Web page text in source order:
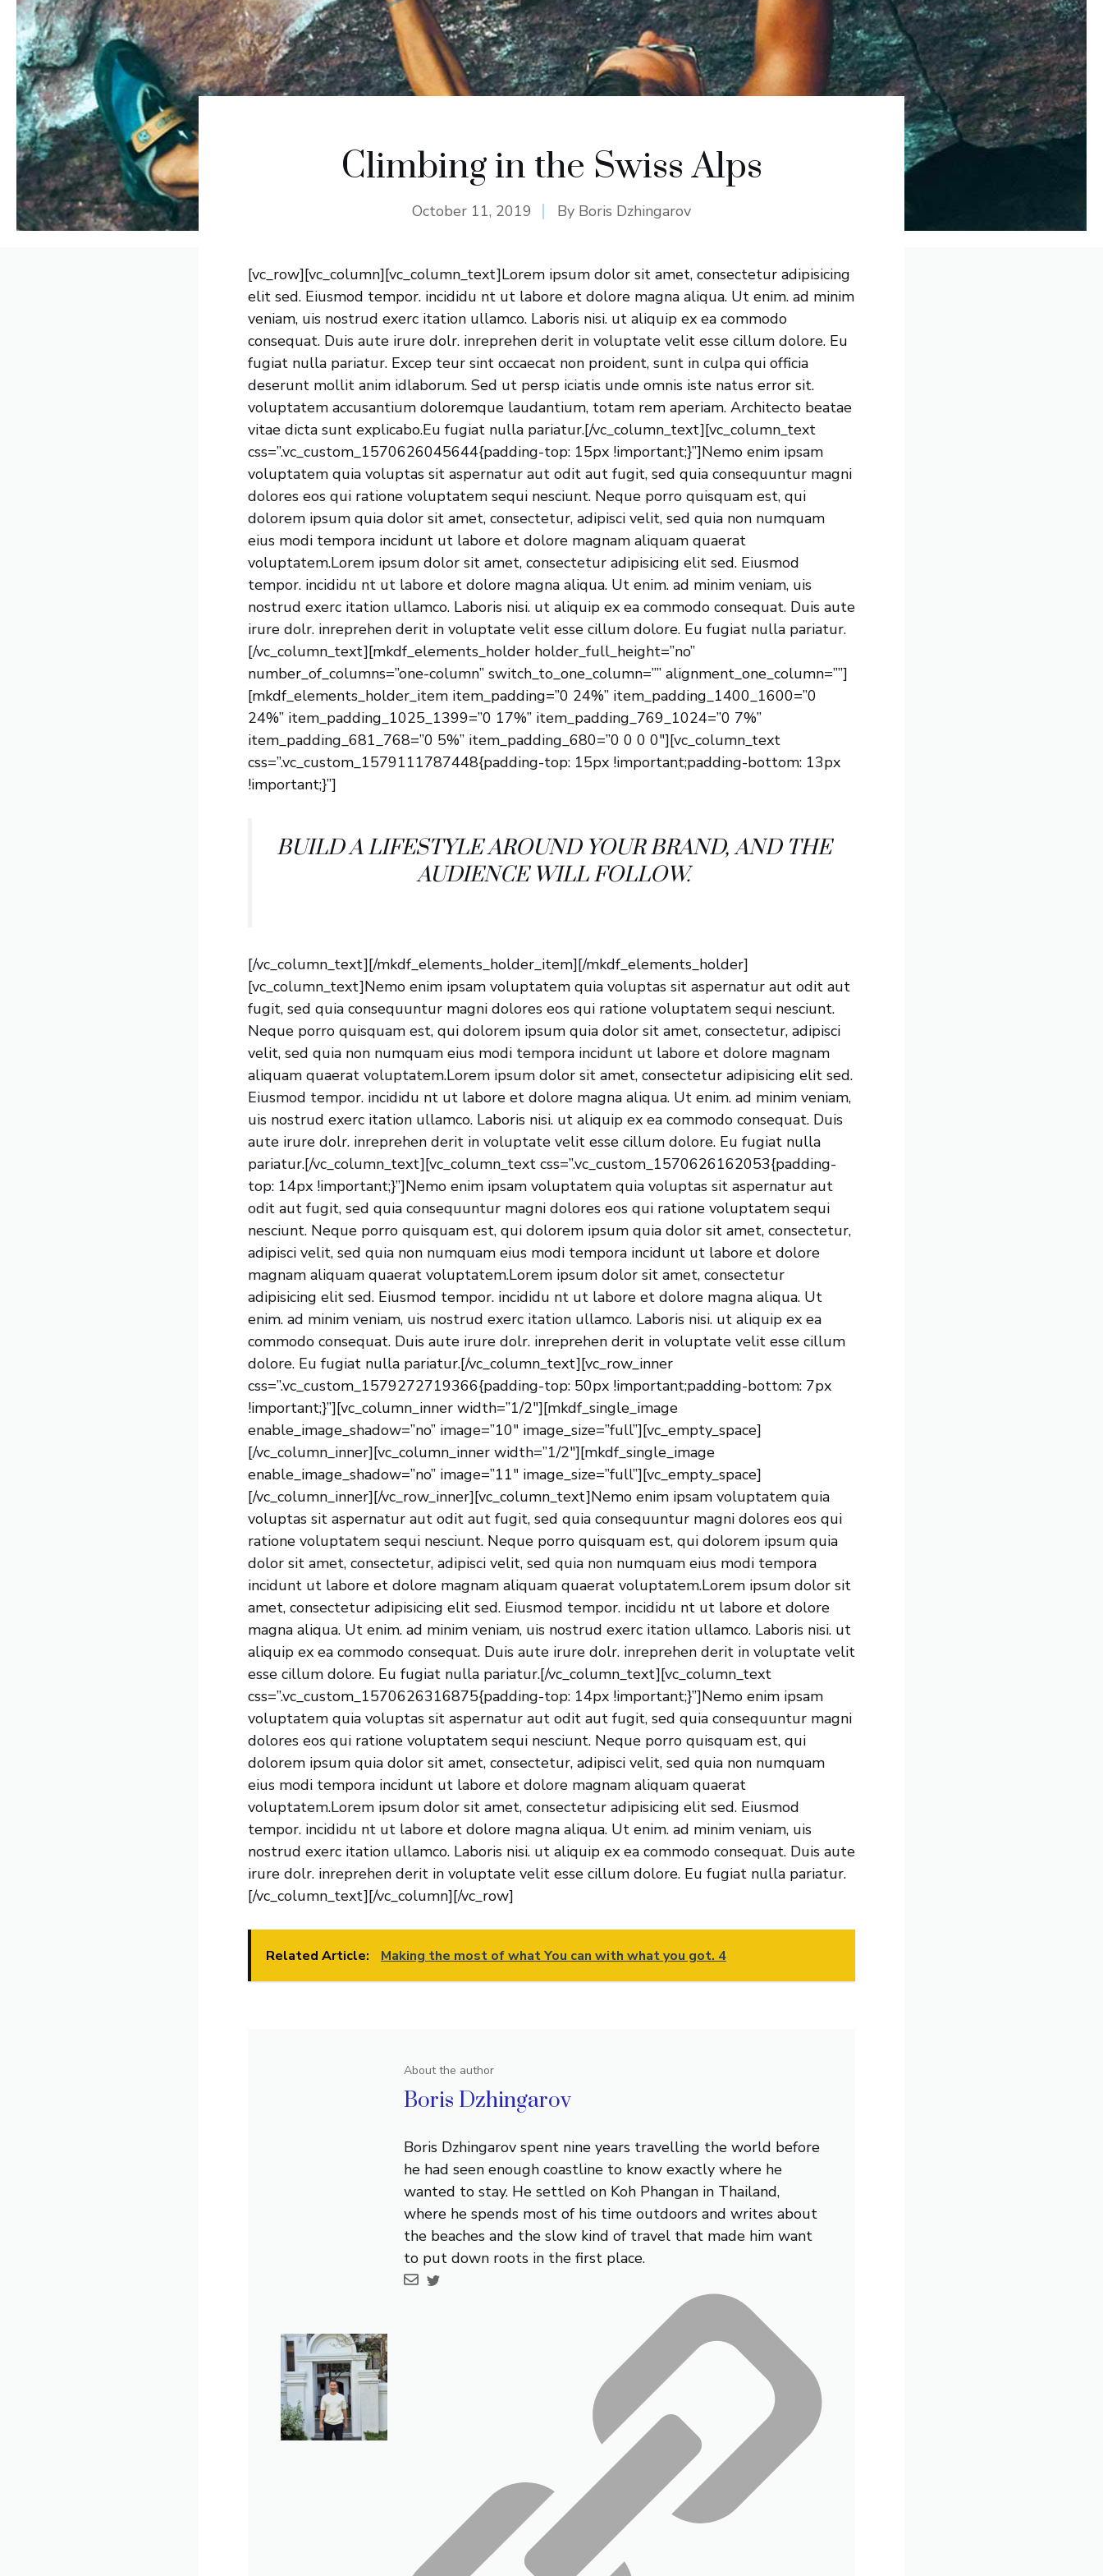
Climbing in the Swiss Alps
October 11, 2019 By Boris Dzhingarov
[vc_row][vc_column][vc_column_text]Lorem ipsum dolor sit amet, consectetur adipisicing
elit sed. Eiusmod tempor. incididu nt ut labore et dolore magna aliqua. Ut enim. ad minim
veniam, uis nostrud exerc itation ullamco. Laboris nisi. ut aliquip ex ea commodo
consequat. Duis aute irure dolr. inreprehen derit in voluptate velit esse cillum dolore. Eu
fugiat nulla pariatur. Excep teur sint occaecat non proident, sunt in culpa qui officia
deserunt mollit anim idlaborum. Sed ut persp iciatis unde omnis iste natus error sit.
voluptatem accusantium doloremque laudantium, totam rem aperiam. Architecto beatae
vitae dicta sunt explicabo.Eu fugiat nulla pariatur.[/vc_column_text][vc_column_text
css=”.vc_custom_1570626045644{padding-top: 15px !important;}”]Nemo enim ipsam
voluptatem quia voluptas sit aspernatur aut odit aut fugit, sed quia consequuntur magni
dolores eos qui ratione voluptatem sequi nesciunt. Neque porro quisquam est, qui
dolorem ipsum quia dolor sit amet, consectetur, adipisci velit, sed quia non numquam
eius modi tempora incidunt ut labore et dolore magnam aliquam quaerat
voluptatem.Lorem ipsum dolor sit amet, consectetur adipisicing elit sed. Eiusmod
tempor. incididu nt ut labore et dolore magna aliqua. Ut enim. ad minim veniam, uis
nostrud exerc itation ullamco. Laboris nisi. ut aliquip ex ea commodo consequat. Duis aute
irure dolr. inreprehen derit in voluptate velit esse cillum dolore. Eu fugiat nulla pariatur.
[/vc_column_text][mkdf_elements_holder holder_full_height=”no”
number_of_columns=”one-column” switch_to_one_column=”” alignment_one_column=””]
[mkdf_elements_holder_item item_padding=”0 24%” item_padding_1400_1600=”0
24%” item_padding_1025_1399=”0 17%” item_padding_769_1024=”0 7%”
item_padding_681_768=”0 5%” item_padding_680=”0 0 0 0″][vc_column_text
css=”.vc_custom_1579111787448{padding-top: 15px !important;padding-bottom: 13px
!important;}”]
BUILD A LIFESTYLE AROUND YOUR BRAND, AND THE
AUDIENCE WILL FOLLOW.
[/vc_column_text][/mkdf_elements_holder_item][/mkdf_elements_holder]
[vc_column_text]Nemo enim ipsam voluptatem quia voluptas sit aspernatur aut odit aut
fugit, sed quia consequuntur magni dolores eos qui ratione voluptatem sequi nesciunt.
Neque porro quisquam est, qui dolorem ipsum quia dolor sit amet, consectetur, adipisci
velit, sed quia non numquam eius modi tempora incidunt ut labore et dolore magnam
aliquam quaerat voluptatem.Lorem ipsum dolor sit amet, consectetur adipisicing elit sed.
Eiusmod tempor. incididu nt ut labore et dolore magna aliqua. Ut enim. ad minim veniam,
uis nostrud exerc itation ullamco. Laboris nisi. ut aliquip ex ea commodo consequat. Duis
aute irure dolr. inreprehen derit in voluptate velit esse cillum dolore. Eu fugiat nulla
pariatur.[/vc_column_text][vc_column_text css=”.vc_custom_1570626162053{padding-
top: 14px !important;}”]Nemo enim ipsam voluptatem quia voluptas sit aspernatur aut
odit aut fugit, sed quia consequuntur magni dolores eos qui ratione voluptatem sequi
nesciunt. Neque porro quisquam est, qui dolorem ipsum quia dolor sit amet, consectetur,
adipisci velit, sed quia non numquam eius modi tempora incidunt ut labore et dolore
magnam aliquam quaerat voluptatem.Lorem ipsum dolor sit amet, consectetur
adipisicing elit sed. Eiusmod tempor. incididu nt ut labore et dolore magna aliqua. Ut
enim. ad minim veniam, uis nostrud exerc itation ullamco. Laboris nisi. ut aliquip ex ea
commodo consequat. Duis aute irure dolr. inreprehen derit in voluptate velit esse cillum
dolore. Eu fugiat nulla pariatur.[/vc_column_text][vc_row_inner
css=”.vc_custom_1579272719366{padding-top: 50px !important;padding-bottom: 7px
!important;}”][vc_column_inner width=”1/2″][mkdf_single_image
enable_image_shadow=”no” image=”10″ image_size=”full”][vc_empty_space]
[/vc_column_inner][vc_column_inner width=”1/2″][mkdf_single_image
enable_image_shadow=”no” image=”11″ image_size=”full”][vc_empty_space]
[/vc_column_inner][/vc_row_inner][vc_column_text]Nemo enim ipsam voluptatem quia
voluptas sit aspernatur aut odit aut fugit, sed quia consequuntur magni dolores eos qui
ratione voluptatem sequi nesciunt. Neque porro quisquam est, qui dolorem ipsum quia
dolor sit amet, consectetur, adipisci velit, sed quia non numquam eius modi tempora
incidunt ut labore et dolore magnam aliquam quaerat voluptatem.Lorem ipsum dolor sit
amet, consectetur adipisicing elit sed. Eiusmod tempor. incididu nt ut labore et dolore
magna aliqua. Ut enim. ad minim veniam, uis nostrud exerc itation ullamco. Laboris nisi. ut
aliquip ex ea commodo consequat. Duis aute irure dolr. inreprehen derit in voluptate velit
esse cillum dolore. Eu fugiat nulla pariatur.[/vc_column_text][vc_column_text
css=”.vc_custom_1570626316875{padding-top: 14px !important;}”]Nemo enim ipsam
voluptatem quia voluptas sit aspernatur aut odit aut fugit, sed quia consequuntur magni
dolores eos qui ratione voluptatem sequi nesciunt. Neque porro quisquam est, qui
dolorem ipsum quia dolor sit amet, consectetur, adipisci velit, sed quia non numquam
eius modi tempora incidunt ut labore et dolore magnam aliquam quaerat
voluptatem.Lorem ipsum dolor sit amet, consectetur adipisicing elit sed. Eiusmod
tempor. incididu nt ut labore et dolore magna aliqua. Ut enim. ad minim veniam, uis
nostrud exerc itation ullamco. Laboris nisi. ut aliquip ex ea commodo consequat. Duis aute
irure dolr. inreprehen derit in voluptate velit esse cillum dolore. Eu fugiat nulla pariatur.
[/vc_column_text][/vc_column][/vc_row]
Related Article: Making the most of what You can with what you got. 4
About the author
Boris Dzhingarov
Boris Dzhingarov spent nine years travelling the world before
he had seen enough coastline to know exactly where he
wanted to stay. He settled on Koh Phangan in Thailand,
where he spends most of his time outdoors and writes about
the beaches and the slow kind of travel that made him want
to put down roots in the first place.